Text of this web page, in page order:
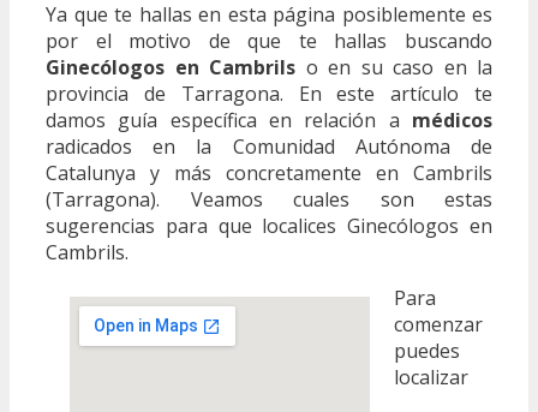
Ya que te hallas en esta página posiblemente es
por el motivo de que te hallas buscando
Ginecólogos en Cambrils o en su caso en la
provincia de Tarragona. En este artículo te
damos guía específica en relación a médicos
radicados en la Comunidad Autónoma de
Catalunya y más concretamente en Cambrils
(Tarragona). Veamos cuales son estas
sugerencias para que localices Ginecólogos en
Cambrils.
Para
comenzar
puedes
localizar